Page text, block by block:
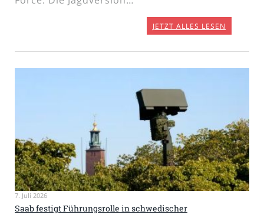
JETZT ALLES LESEN
7. Juli 2026
Saab festigt Führungsrolle in schwedischer